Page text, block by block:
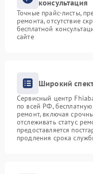
консультация
Точные прайс-листы,
ремонта, отсутствие
бесплатной
сайте
Широкий
Сервисный центр
по всей РФ,
ремонт, включая
отслеживать статус
предоставляется
продления срока